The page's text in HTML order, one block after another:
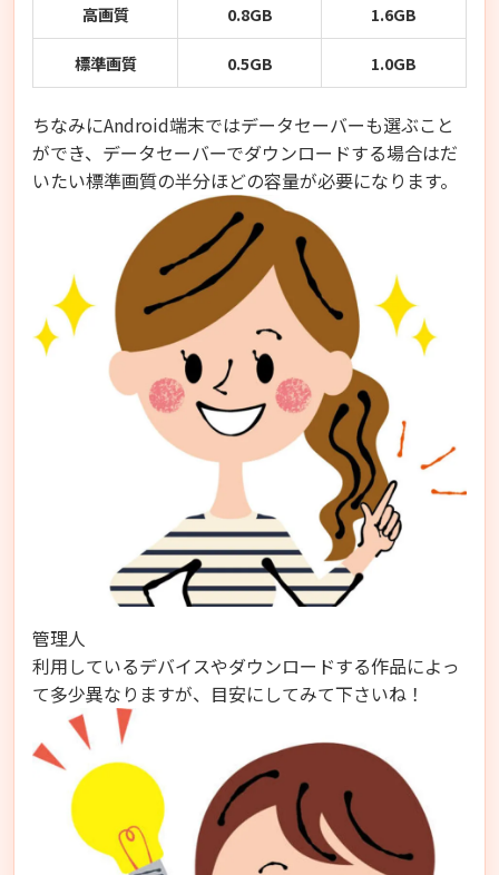
高画質 0.8GB 1.6GB
標準画質 0.5GB 1.0GB
ちなみにAndroid端末ではデータセーバーも選ぶこと
ができ、データセーバーでダウンロードする場合はだ
いたい標準画質の半分ほどの容量が必要になります。
管理人
利用しているデバイスやダウンロードする作品によっ
て多少異なりますが、目安にしてみて下さいね！